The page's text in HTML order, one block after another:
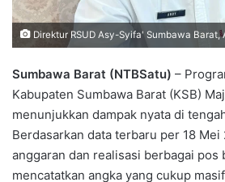
Direktur RSUD Asy-Syifa' Sumbawa Barat,
Sumbawa Barat (NTBSatu) –
Kabupaten Sumbawa Barat (KSB)
menunjukkan dampak nyata di
Berdasarkan data terbaru per 18 Mei
anggaran dan realisasi berbagai pos
mencatatkan angka yang cukup